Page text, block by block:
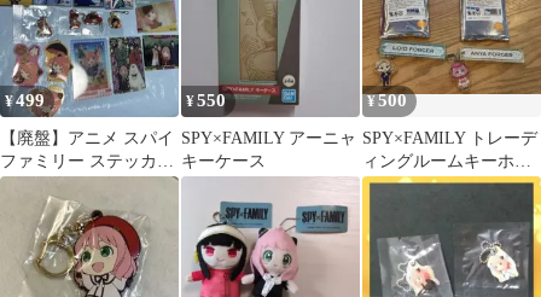
¥499
【廃盤】アニメ スパイ
ファミリー ステッカー
キーホルダー カード 17
点セット
¥550
SPY×FAMILY アーニャ
キーケース
¥500
SPY×FAMILY トレーデ
ィングルームキーホル
ダー ロイド アーニャ